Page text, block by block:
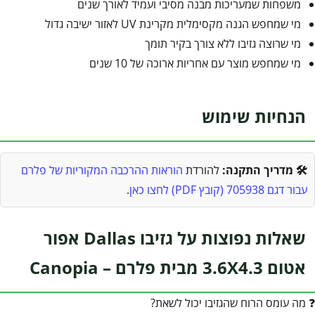
משפחות שמעריכות מבנה מסיבי ועמיד לאורך שנים
מי שמחפש הגנה מקסימלית מקרינת UV לאזור ישיבה גדול
מי שרוצה גזיבו ללא צורך בקיר תומך
מי שמחפש מוצר עם אחריות ארוכה של 10 שנים
הנחיות שימוש
🛠️ מדריך התקנה: להורדת הוראות ההרכבה המקוריות של פלרם
עבור דגם 705938 (קובץ PDF) לחצו כאן
.
שאלות נפוצות על גזיבו Dallas אפור
אטום 3.6X4.3 מבית פלרם – Canopia
❓ מה עומס הרוח שהגזיבו יכול לשאת?